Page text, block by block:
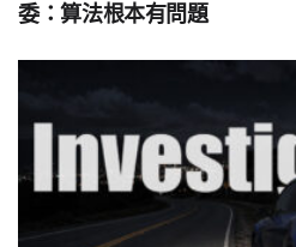
委：算法根本有問題